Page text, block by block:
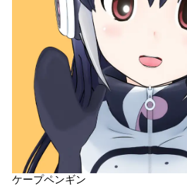
ケープペンギン